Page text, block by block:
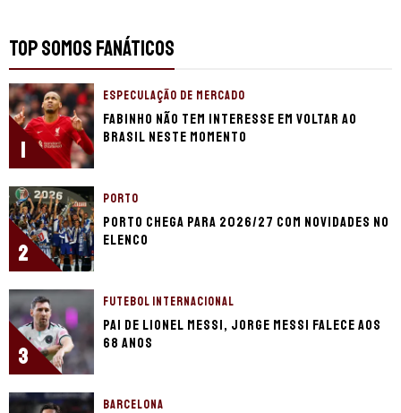
TOP SOMOS FANÁTICOS
1
ESPECULAÇÃO DE MERCADO
Fabinho não tem interesse em voltar ao
Brasil neste momento
2
PORTO
Porto chega para 2026/27 com novidades no
elenco
3
FUTEBOL INTERNACIONAL
Pai de Lionel Messi, Jorge Messi falece aos
68 anos
BARCELONA